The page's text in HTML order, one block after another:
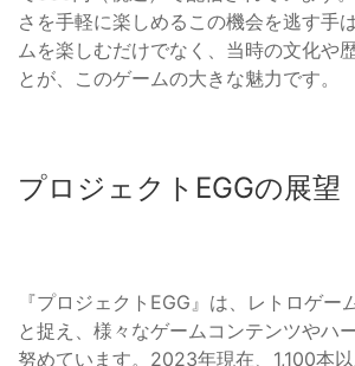
さを手軽に楽しめるこの機会を逃す手
ムを楽しむだけでなく、当時の文化や
とが、このゲームの大きな魅力です。
プロジェクトEGGの展望
『プロジェクトEGG』は、レトロゲー
と捉え、様々なゲームコンテンツやハ
努めています。2023年現在、1,100本